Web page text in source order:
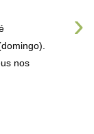
›
nos